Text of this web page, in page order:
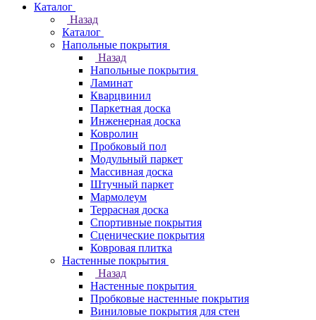
Каталог
Назад
Каталог
Напольные покрытия
Назад
Напольные покрытия
Ламинат
Кварцвинил
Паркетная доска
Инженерная доска
Ковролин
Пробковый пол
Модульный паркет
Массивная доска
Штучный паркет
Мармолеум
Террасная доска
Спортивные покрытия
Сценические покрытия
Ковровая плитка
Настенные покрытия
Назад
Настенные покрытия
Пробковые настенные покрытия
Виниловые покрытия для стен